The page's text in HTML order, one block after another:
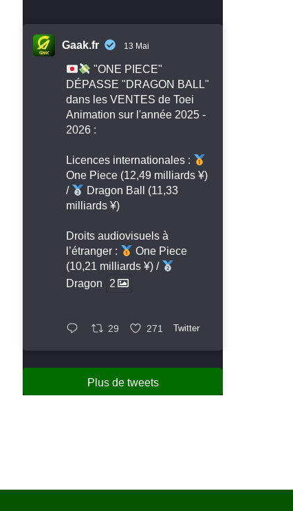
Gaak.fr 13 Mai
"ONE PIECE"
DÉPASSE "DRAGON BALL"
dans les VENTES de Toei
Animation sur l'année 2025 -
2026 :
Licences internationales :
One Piece (12,49 milliards ¥)
/
Dragon Ball (11,33
milliards ¥)
Droits audiovisuels à
l’étranger :
One Piece
(10,21 milliards ¥) /
Dragon
2
29 271 Twitter
Plus de tweets